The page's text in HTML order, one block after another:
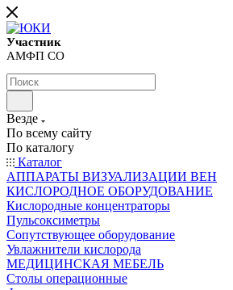
Участник
АМФП СО
Везде
По всему сайту
По каталогу
Каталог
АППАРАТЫ ВИЗУАЛИЗАЦИИ ВЕН
КИСЛОРОДНОЕ ОБОРУДОВАНИЕ
Кислородные концентраторы
Пульсоксиметры
Сопутствующее оборудование
Увлажнители кислорода
МЕДИЦИНСКАЯ МЕБЕЛЬ
Столы операционные